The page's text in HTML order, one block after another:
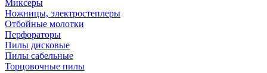
Миксеры
Ножницы, электростеплеры
Отбойные молотки
Перфораторы
Пилы дисковые
Пилы сабельные
Торцовочные пилы